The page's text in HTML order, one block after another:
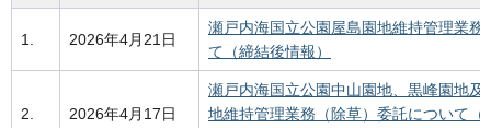
1. 2026年4月21日
瀬戸内海国立公園屋島園地維持管理業務
て（締結後情報）
2. 2026年4月17日
瀬戸内海国立公園中山園地、黒峰園地及
地維持管理業務（除草）委託について（